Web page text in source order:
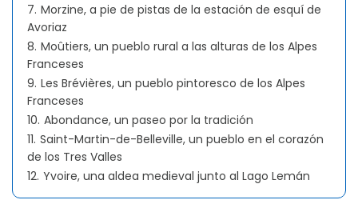
7. Morzine, a pie de pistas de la estación de esquí de
Avoriaz
8. Moûtiers, un pueblo rural a las alturas de los Alpes
Franceses
9. Les Brévières, un pueblo pintoresco de los Alpes
Franceses
10. Abondance, un paseo por la tradición
11. Saint-Martin-de-Belleville, un pueblo en el corazón
de los Tres Valles
12. Yvoire, una aldea medieval junto al Lago Lemán